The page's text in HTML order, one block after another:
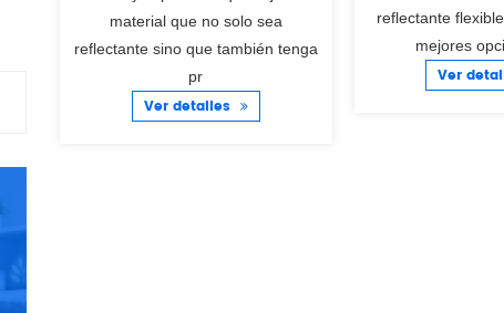
material que no solo sea
reflectante sino que también tenga
pr
Ver detalles
reflectante
mejores
Ver